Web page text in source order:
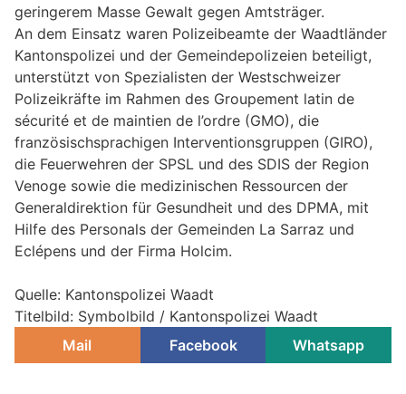
geringerem Masse Gewalt gegen Amtsträger.
An dem Einsatz waren Polizeibeamte der Waadtländer
Kantonspolizei und der Gemeindepolizeien beteiligt,
unterstützt von Spezialisten der Westschweizer
Polizeikräfte im Rahmen des Groupement latin de
sécurité et de maintien de l’ordre (GMO), die
französischsprachigen Interventionsgruppen (GIRO),
die Feuerwehren der SPSL und des SDIS der Region
Venoge sowie die medizinischen Ressourcen der
Generaldirektion für Gesundheit und des DPMA, mit
Hilfe des Personals der Gemeinden La Sarraz und
Eclépens und der Firma Holcim.
Quelle: Kantonspolizei Waadt
Titelbild: Symbolbild / Kantonspolizei Waadt
Mail
Facebook Whatsapp